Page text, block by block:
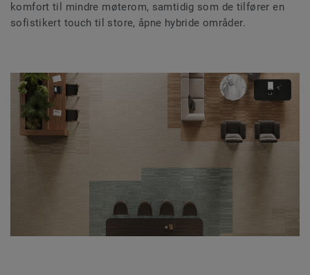
komfort til mindre møterom, samtidig som de tilfører en
sofistikert touch til store, åpne hybride områder.